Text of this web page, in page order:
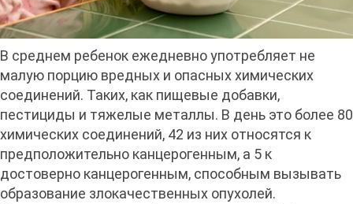
В среднем ребенок ежедневно употребляет не
малую порцию вредных и опасных химических
соединений. Таких, как пищевые добавки,
пестициды и тяжелые металлы. В день это более 80
химических соединений, 42 из них относятся к
предположительно канцерогенным, а 5 к
достоверно канцерогенным, способным вызывать
образование злокачественных опухолей.